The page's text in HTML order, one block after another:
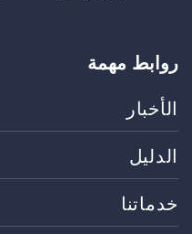
روابط مهمة
الأخبار
الدليل
خدماتنا